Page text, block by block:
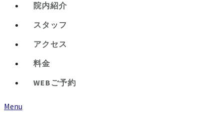
院内紹介
スタッフ
アクセス
料金
WEBご予約
Menu